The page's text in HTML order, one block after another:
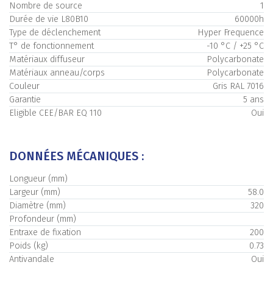
Nombre de source
1
Durée de vie L80B10
60000h
Type de déclenchement
Hyper Frequence
T° de fonctionnement
-10 °C / +25 °C
Matériaux diffuseur
Polycarbonate
Matériaux anneau/corps
Polycarbonate
Couleur
Gris RAL 7016
Garantie
5 ans
Eligible CEE/BAR EQ 110
Oui
DONNÉES MÉCANIQUES :
Longueur (mm)
Largeur (mm)
58.0
Diamètre (mm)
320
Profondeur (mm)
Entraxe de fixation
200
Poids (kg)
0.73
Antivandale
Oui